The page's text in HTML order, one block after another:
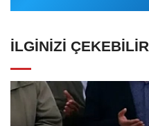
İLGINIZI ÇEKEBILIR